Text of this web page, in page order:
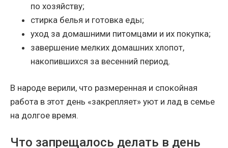
по хозяйству;
стирка белья и готовка еды;
уход за домашними питомцами и их покупка;
завершение мелких домашних хлопот,
накопившихся за весенний период.
В народе верили, что размеренная и спокойная
работа в этот день «закрепляет» уют и лад в семье
на долгое время.
Что запрещалось делать в день